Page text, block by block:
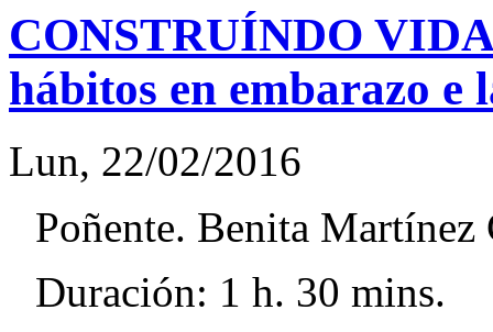
CONSTRUÍNDO
hábitos en embarazo e
Lun, 22/02/2016
Poñente. Benita
Duración: 1 h. 30 mins.